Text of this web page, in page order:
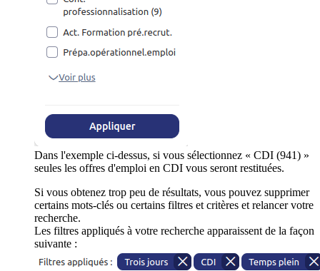
Dans l'exemple ci-dessus, si vous sélectionnez « CDI (941) »
seules les offres d'emploi en CDI vous seront restituées.
Si vous obtenez trop peu de résultats, vous pouvez supprimer
certains mots-clés ou certains filtres et critères et relancer votre
recherche.
Les filtres appliqués à votre recherche apparaissent de la façon
suivante :